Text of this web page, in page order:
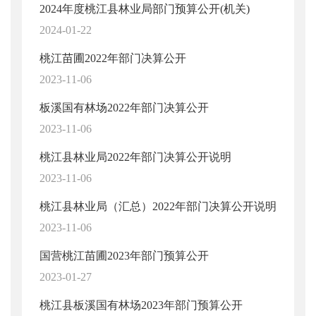
2024年度桃江县林业局部门预算公开(机关)
2024-01-22
桃江苗圃2022年部门决算公开
2023-11-06
板溪国有林场2022年部门决算公开
2023-11-06
桃江县林业局2022年部门决算公开说明
2023-11-06
桃江县林业局（汇总）2022年部门决算公开说明
2023-11-06
国营桃江苗圃2023年部门预算公开
2023-01-27
桃江县板溪国有林场2023年部门预算公开